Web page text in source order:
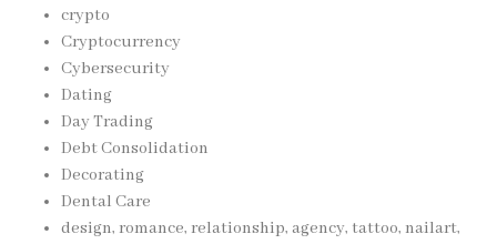
crypto
Cryptocurrency
Cybersecurity
Dating
Day Trading
Debt Consolidation
Decorating
Dental Care
design, romance, relationship, agency, tattoo, nailart,